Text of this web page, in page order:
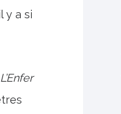
y a si
L’Enfer